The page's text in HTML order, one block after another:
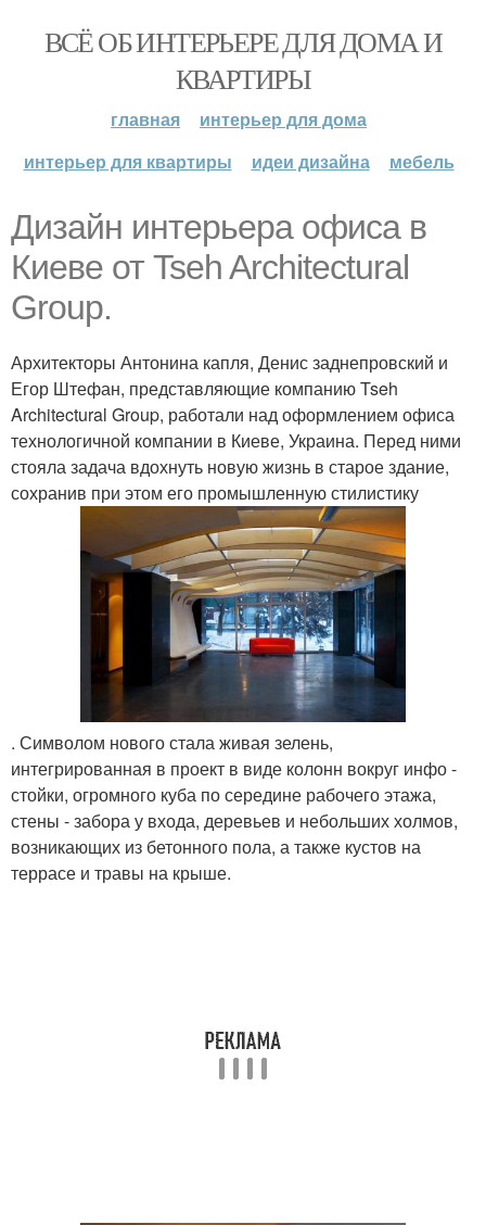
ВСЁ ОБ ИНТЕРЬЕРЕ ДЛЯ ДОМА И
КВАРТИРЫ
главная
интерьер для дома
интерьер для квартиры
идеи дизайна мебель
Дизайн интерьера офиса в
Киеве от Tseh Architectural
Group.
Архитекторы Антонина капля, Денис заднепровский и
Егор Штефан, представляющие компанию Tseh
Architectural Group, работали над оформлением офиса
технологичной компании в Киеве, Украина. Перед ними
стояла задача вдохнуть новую жизнь в старое здание,
сохранив при этом его промышленную стилистику
. Символом нового стала живая зелень,
интегрированная в проект в виде колонн вокруг инфо -
стойки, огромного куба по середине рабочего этажа,
стены - забора у входа, деревьев и небольших холмов,
возникающих из бетонного пола, а также кустов на
террасе и травы на крыше.